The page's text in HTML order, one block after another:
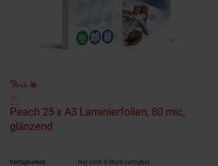
Peach 25 x A3 Laminierfolien, 80 mic,
glänzend
Verfügbarkeit:
Nur noch 9 Stück verfügbar